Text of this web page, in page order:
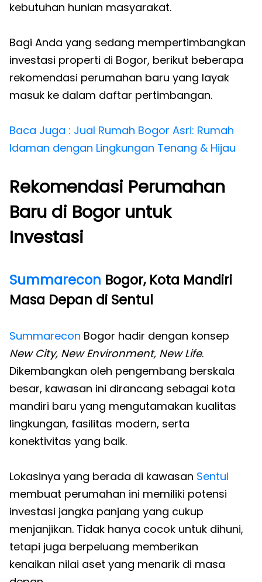
kebutuhan hunian masyarakat.
Bagi Anda yang sedang mempertimbangkan
investasi properti di Bogor, berikut beberapa
rekomendasi perumahan baru yang layak
masuk ke dalam daftar pertimbangan.
Baca Juga : Jual Rumah Bogor Asri: Rumah
Idaman dengan Lingkungan Tenang & Hijau
Rekomendasi Perumahan
Baru di Bogor untuk
Investasi
Summarecon Bogor, Kota Mandiri
Masa Depan di Sentul
Summarecon Bogor hadir dengan konsep
New City, New Environment, New Life.
Dikembangkan oleh pengembang berskala
besar, kawasan ini dirancang sebagai kota
mandiri baru yang mengutamakan kualitas
lingkungan, fasilitas modern, serta
konektivitas yang baik.
Lokasinya yang berada di kawasan Sentul
membuat perumahan ini memiliki potensi
investasi jangka panjang yang cukup
menjanjikan. Tidak hanya cocok untuk dihuni,
tetapi juga berpeluang memberikan
kenaikan nilai aset yang menarik di masa